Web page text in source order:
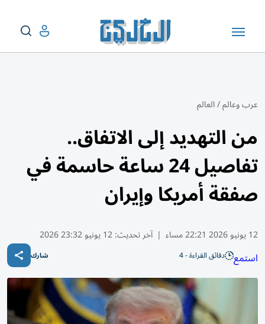
عرب وعالم/العالم
من التهديد إلى الاتفاق..
تفاصيل 24 ساعة حاسمة في
صفقة أمريكا وإيران
12 يونيو 2026 22:21 مساء | آخر تحديث:12 يونيو 23:32 2026
استمع دقائق القراءة - 4 شارك